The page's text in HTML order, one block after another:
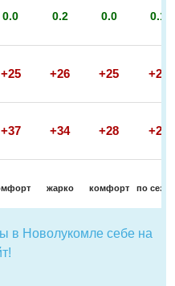
0.0 0.2 0.0 0.1
+25 +26 +25 +20
+37 +34 +28 +20
жарко комфорт по
в Новолукомле себе на